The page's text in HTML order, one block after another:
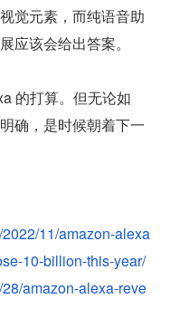
觉元素，而纯语音助
应该会给出答案。
的打算。但无论如
确，是时候朝着下一
11/amazon-alexa
10-billion-this-year/
amazon-alexa-reve